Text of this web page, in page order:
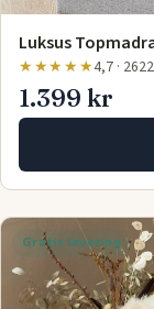
Luksus
★★★★★4,7 ·
1.399 kr
Gratis levering